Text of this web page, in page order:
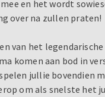
en het wordt
over na zullen praten!
van het legendarische
komen aan bod in
jullie bovendien
om als snelste het